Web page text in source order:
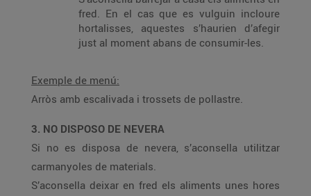
fred. En el cas que es vulguin incloure
hortalisses, aquestes s’haurien d’afegir
just al moment abans de consumir-les.
Exemple de menú:
Arròs amb escalivada i trossets de pollastre.
3. NO DISPOSO DE NEVERA
Si no es disposa de nevera, s’aconsella utilitzar
carmanyoles de materials.
S’aconsella deixar en fred els aliments unes hores